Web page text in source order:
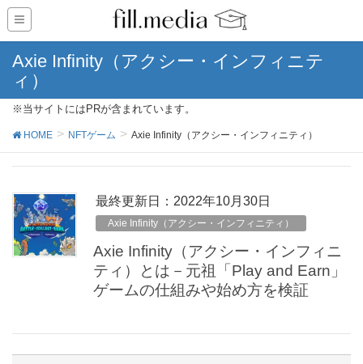
Axie Infinity（アクシー・インフィニテ
ィ）
※当サイトにはPRが含まれています。
HOME NFTゲーム Axie Infinity（アクシー・インフィニティ）
最終更新日：2022年10月30日
Axie Infinity（アクシー・インフィニティ）
Axie Infinity（アクシー・インフィニ
ティ）とは－元祖「Play and Earn」
ゲームの仕組みや始め方を検証